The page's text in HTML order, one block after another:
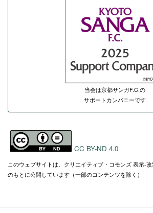
当会は京都サンガF.C.の
サポートカンパニーです
CC BY-ND 4.0
このウェブサイトは、クリエイティブ・コモンズ 表示-
のもとに公開しています（一部のコンテンツを除く）